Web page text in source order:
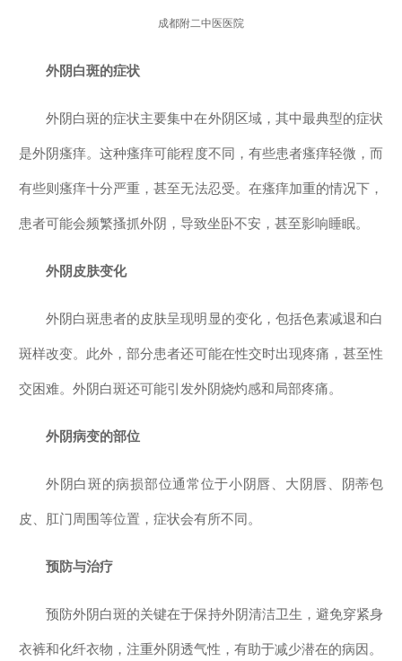
成都附二中医医院
外阴白斑的症状
外阴白斑的症状主要集中在外阴区域，其中最典型的症状
是外阴瘙痒。这种瘙痒可能程度不同，有些患者瘙痒轻微，而
有些则瘙痒十分严重，甚至无法忍受。在瘙痒加重的情况下，
患者可能会频繁搔抓外阴，导致坐卧不安，甚至影响睡眠。
外阴皮肤变化
外阴白斑患者的皮肤呈现明显的变化，包括色素减退和白
斑样改变。此外，部分患者还可能在性交时出现疼痛，甚至性
交困难。外阴白斑还可能引发外阴烧灼感和局部疼痛。
外阴病变的部位
外阴白斑的病损部位通常位于小阴唇、大阴唇、阴蒂包
皮、肛门周围等位置，症状会有所不同。
预防与治疗
预防外阴白斑的关键在于保持外阴清洁卫生，避免穿紧身
衣裤和化纤衣物，注重外阴透气性，有助于减少潜在的病因。